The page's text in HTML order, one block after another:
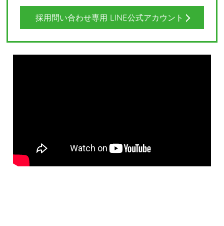
採用問い合わせ専用 LINE公式アカウント